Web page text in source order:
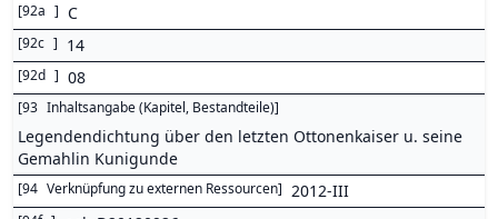
[92a ] C
[92c ] 14
[92d ] 08
[93 Inhaltsangabe (Kapitel, Bestandteile)]
Legendendichtung über den letzten Ottonenkaiser u. seine
Gemahlin Kunigunde
[94 Verknüpfung zu externen Ressourcen] 2012-III